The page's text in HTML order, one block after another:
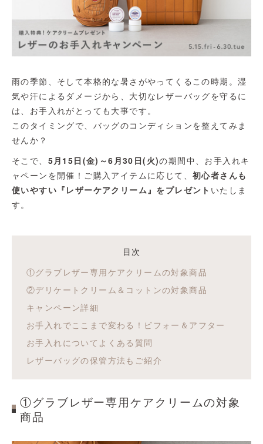
雨の季節、そして本格的な暑さがやってくるこの時期。湿
気や汗によるダメージから、大切なレザーバッグを守るに
は、お手入れがとっても大事です。
このタイミングで、バッグのコンディションを整えてみま
せんか？
そこで、 5月15日(金)～6月30日(火)の期間中、お手入れキ
ャペーンを開催！ご購入アイテムに応じて、 初心者さんも
使いやすい『レザーケアクリーム』をプレゼント いたしま
す。
目次
①グラブレザー専用ケアクリームの対象商品
②デリケートクリーム＆コットンの対象商品
キャンペーン詳細
お手入れでここまで変わる！ビフォー＆アフター
お手入れについてよくある質問
レザーバッグの保管方法もご紹介
①グラブレザー専用ケアクリームの対象
商品